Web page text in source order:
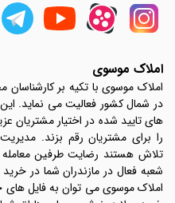
املاک موسوی
املاک موسوی با تکیه بر
در شمال کشور فعالیت می نماید. این
های تایید شده در اختیار مشتریان
را برای مشتریان رقم بزند.
شعبه فعال در مازندران شما در
املاک موسوی می توان به فایل های